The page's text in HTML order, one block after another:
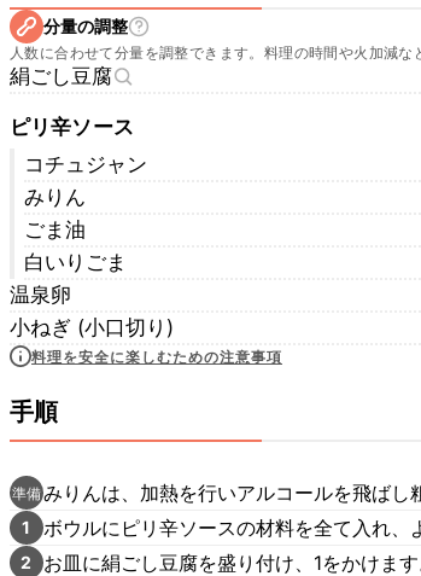
分量の調整
人数に合わせて分量を調整できます。料理の時間や火加減な
絹ごし豆腐
ピリ辛ソース
コチュジャン
みりん
ごま油
白いりごま
温泉卵
小ねぎ (小口切り)
料理を安全に楽しむための注意事項
手順
準備みりんは、加熱を行いアルコールを飛ばし
1 ボウルにピリ辛ソースの材料を全て入れ、
2 お皿に絹ごし豆腐を盛り付け、1をかけます